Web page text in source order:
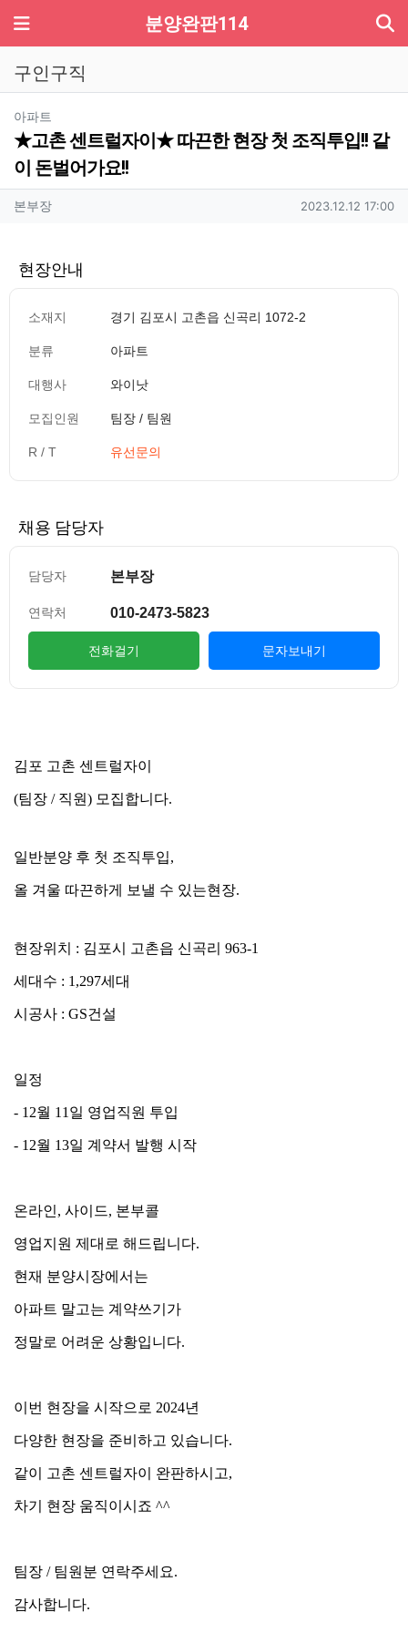
메뉴 분양완판114
구인구직
아파트
★고촌 센트럴자이★ 따끈한 현장 첫 조직투입!! 같
이 돈벌어가요!!
작성자 정보
본부장작성 작성일
2023.12.12 17:00
현장안내
소재지 경기 김포시 고촌읍 신곡리 1072-2
분류 아파트
대행사 와이낫
모집인원 팀장 / 팀원
R / T 유선문의
채용 담당자
담당자 본부장
연락처 010-2473-5823
전화걸기 문자보내기
본문
김포 고촌 센트럴자이
(팀장 / 직원) 모집합니다.
일반분양 후 첫 조직투입,
올 겨울 따끈하게 보낼 수 있는현장.
현장위치 : 김포시 고촌읍 신곡리 963-1
세대수 : 1,297세대
시공사 : GS건설
일정
- 12월 11일 영업직원 투입
- 12월 13일 계약서 발행 시작
온라인, 사이드, 본부콜
영업지원 제대로 해드립니다.
현재 분양시장에서는
아파트 말고는 계약쓰기가
정말로 어려운 상황입니다.
이번 현장을 시작으로 2024년
다양한 현장을 준비하고 있습니다.
같이 고촌 센트럴자이 완판하시고,
차기 현장 움직이시죠 ^^
팀장 / 팀원분 연락주세요.
감사합니다.